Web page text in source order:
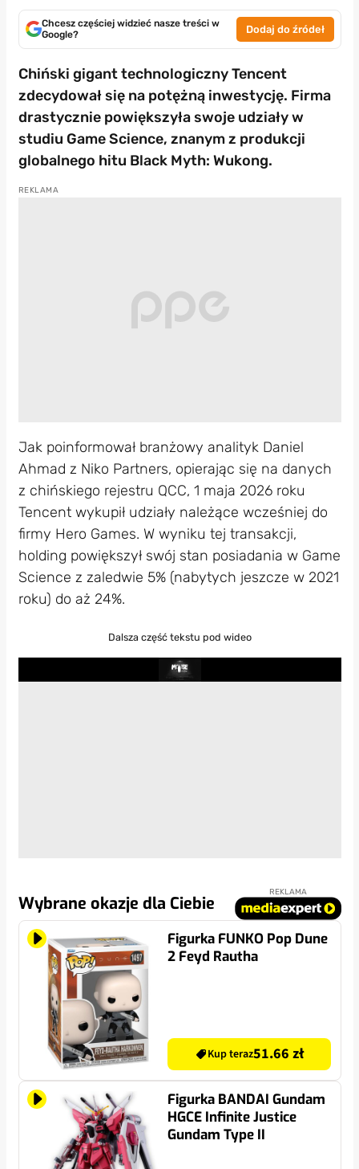
Chcesz częściej widzieć nasze treści w
Google?
Dodaj do źródeł
Chiński gigant technologiczny Tencent
zdecydował się na potężną inwestycję. Firma
drastycznie powiększyła swoje udziały w
studiu Game Science, znanym z produkcji
globalnego hitu Black Myth: Wukong.
Jak poinformował branżowy analityk Daniel
Ahmad z Niko Partners, opierając się na danych
z chińskiego rejestru QCC, 1 maja 2026 roku
Tencent wykupił udziały należące wcześniej do
firmy Hero Games. W wyniku tej transakcji,
holding powiększył swój stan posiadania w Game
Science z zaledwie 5% (nabytych jeszcze w 2021
roku) do aż 24%.
Dalsza część tekstu pod wideo
Play
Wybrane okazje dla Ciebie
REKLAMA
Figurka FUNKO Pop Dune
2 Feyd Rautha
Kup teraz51.66 zł
Figurka BANDAI Gundam
HGCE Infinite Justice
Gundam Type II